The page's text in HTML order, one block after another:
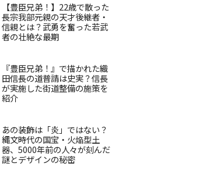
【豊臣兄弟！】22歳で散った
長宗我部元親の天才後継者・
信親とは？武勇を奮った若武
者の壮絶な最期
『豊臣兄弟！』で描かれた織
田信長の道普請は史実？信長
が実施した街道整備の施策を
紹介
あの装飾は「炎」ではない？
縄文時代の国宝・火焔型土
器、5000年前の人々が刻んだ
謎とデザインの秘密